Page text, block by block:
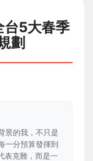
台5大春季
劃
景的我，不只是
一分預算發揮到
表克難，而是一